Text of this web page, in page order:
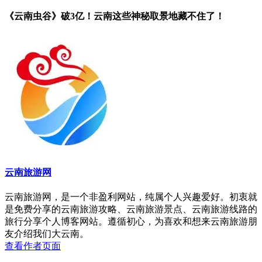
《云南虫谷》破3亿！云南这些神秘取景地藏不住了！
云南旅游网
云南旅游网，是一个非盈利网站，纯属个人兴趣爱好。初衷就
是免费分享的云南旅游攻略、云南旅游景点、云南旅游线路的
旅行分享个人博客网站。遵循初心，为喜欢和想来云南旅游朋
友介绍我们大云南。
查看作者页面